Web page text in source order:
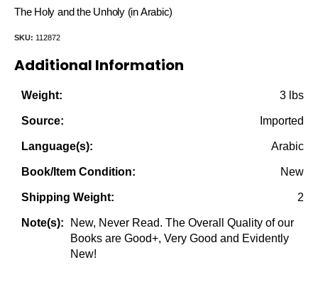
price price
The Holy and the Unholy (in Arabic)
SKU: 112872
Additional Information
Weight: 3 lbs
Source: Imported
Language(s): Arabic
Book/Item Condition: New
Shipping Weight: 2
Note(s):
New, Never Read. The Overall Quality of our
Books are Good+, Very Good and Evidently
New!